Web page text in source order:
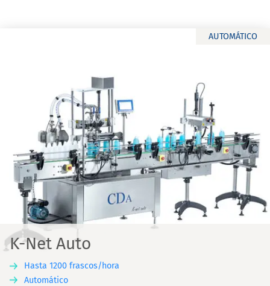
AUTOMÁTICO
K-Net Auto
Hasta 1200 frascos/hora
Automático